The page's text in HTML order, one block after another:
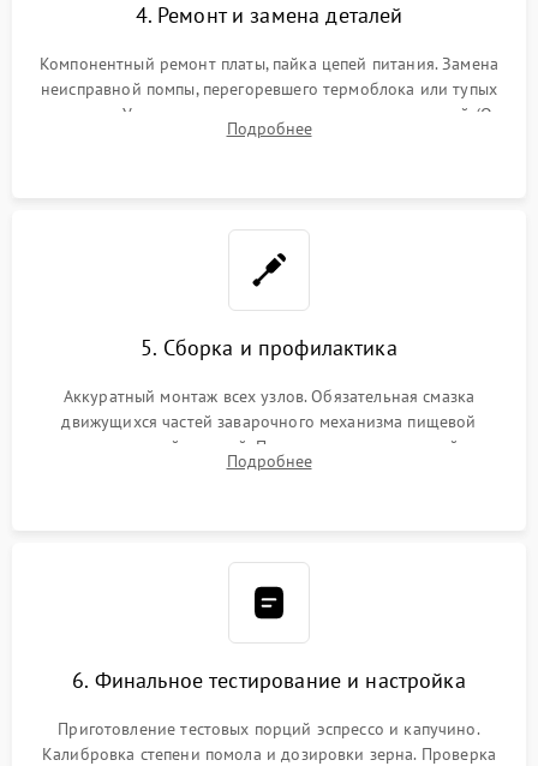
4. Ремонт и замена деталей
Компонентный ремонт платы, пайка цепей питания. Замена
неисправной помпы, перегоревшего термоблока или тупых
жерновов. Установка новых силиконовых уплотнителей (O-
ring) и тефлоновых трубок для надежного устранения
Подробнее
5. Сборка и профилактика
Аккуратный монтаж всех узлов. Обязательная смазка
движущихся частей заварочного механизма пищевой
силиконовой смазкой. Проведение программной
декальцинации и очистки системы от кофейных масел.
Подробнее
6. Финальное тестирование и настройка
Приготовление тестовых порций эспрессо и капучино.
Калибровка степени помола и дозировки зерна. Проверка